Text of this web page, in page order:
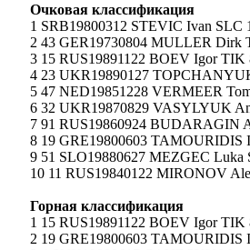
Очковая классификация
1 SRB19800312 STEVIC Ivan SLC
2 43 GER19730804 MULLER Dirk
3 15 RUS19891122 BOEV Igor TIK
4 23 UKR19890127
5 47 NED19851228 VERMEER
6 32 UKR19870829 VASYLYUK
7 91 RUS19860924 BUDАRAGIN
8 19 GRE19800603 TAMOURIDIS
9 51 SLO19880627 MEZGEC Luka
10 11 RUS19840122 MIRONOV
Горная классификация
1 15 RUS19891122 BOEV Igor TIK
2 19 GRE19800603 TAMOURIDIS